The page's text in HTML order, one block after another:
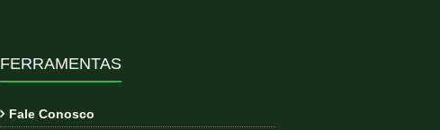
FERRAMENTAS
Fale Conosco